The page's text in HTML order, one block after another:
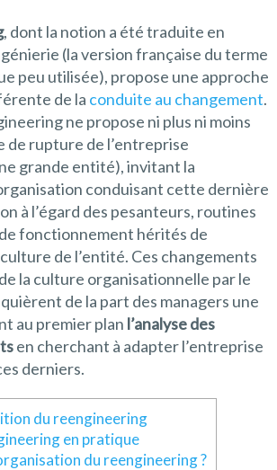
, dont la notion a été traduite en
(la version française du terme
peu utilisée), propose une approche
de la conduite au changement.
ne propose ni plus ni moins
de rupture de l’entreprise
grande entité), invitant la
conduisant cette dernière
à l’égard des pesanteurs, routines
fonctionnement hérités de
de l’entité. Ces changements
la culture organisationnelle par le
de la part des managers une
au premier plan l’analyse des
en cherchant à adapter l’entreprise
derniers.
du reengineering
en pratique
du reengineering ?